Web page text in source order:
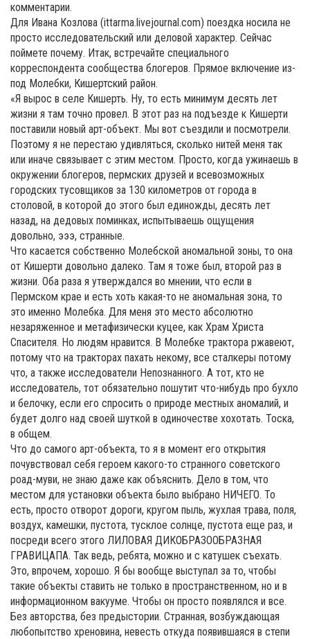
комментарии.
Для Ивана Козлова (ittarma.livejournal.com) поездка носила не
просто исследовательский или деловой характер. Сейчас
поймете почему. Итак, встречайте специального
корреспондента сообщества блогеров. Прямое включение из-
под Молебки, Кишертский район.
«Я вырос в селе Кишерть. Ну, то есть минимум десять лет
жизни я там точно провел. В этот раз на подъезде к Кишерти
поставили новый арт-объект. Мы вот съездили и посмотрели.
Поэтому я не перестаю удивляться, сколько нитей меня так
или иначе связывает с этим местом. Просто, когда ужинаешь в
окружении блогеров, пермских друзей и всевозможных
городских тусовщиков за 130 километров от города в
столовой, в которой до этого был единожды, десять лет
назад, на дедовых поминках, испытываешь ощущения
довольно, эээ, странные.
Что касается собственно Молебской аномальной зоны, то она
от Кишерти довольно далеко. Там я тоже был, второй раз в
жизни. Оба раза я утверждался во мнении, что если в
Пермском крае и есть хоть какая-то не аномальная зона, то
это именно Молебка. Для меня это место абсолютно
незаряженное и метафизически куцее, как Храм Христа
Спасителя. Но людям нравится. В Молебке трактора ржавеют,
потому что на тракторах пахать некому, все сталкеры потому
что, а также исследователи Непознанного. А тот, кто не
исследователь, тот обязательно пошутит что-нибудь про бухло
и белочку, если его спросить о природе местных аномалий, и
будет долго над своей шуткой в одиночестве хохотать. Тоска,
в общем.
Что до самого арт-объекта, то я в момент его открытия
почувствовал себя героем какого-то странного советского
роад-муви, не знаю даже как объяснить. Дело в том, что
местом для установки объекта было выбрано НИЧЕГО. То
есть, просто отворот дороги, кругом пыль, жухлая трава, поля,
воздух, камешки, пустота, тусклое солнце, пустота еще раз, и
посреди всего этого ЛИЛОВАЯ ДИКОБРАЗО­ОБРАЗНАЯ
ГРАВИЦАПА. Так ведь, ребята, можно и с катушек съехать.
Это, впрочем, хорошо. Я бы вообще выступал за то, чтобы
такие объекты ставить не только в пространственном, но и в
информационном вакууме. Чтобы он просто появлялся и все.
Без авторства, без предыстории. Странная, возбуждающая
любопытство хреновина, невесть откуда появившаяся в степи